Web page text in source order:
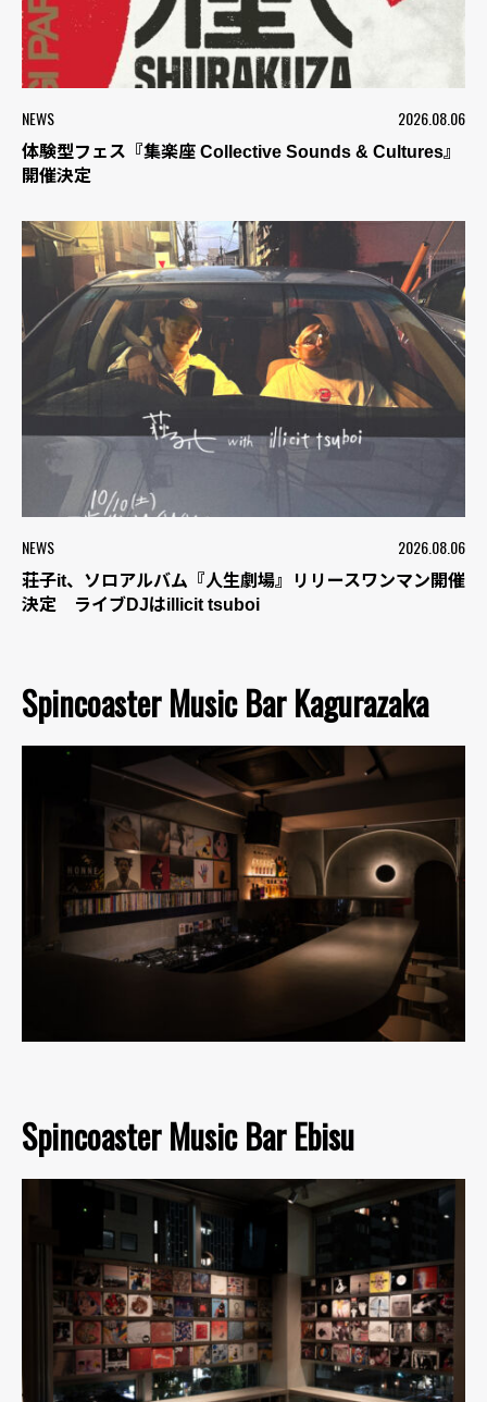
NEWS 2026.08.06
体験型フェス『集楽座 Collective Sounds & Cultures』
開催決定
NEWS 2026.08.06
荘子it、ソロアルバム『人生劇場』リリースワンマン開催
決定 ライブDJはillicit tsuboi
Spincoaster Music Bar Kagurazaka
Spincoaster Music Bar Ebisu